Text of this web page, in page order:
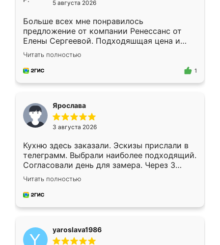
5 августа 2026
Больше всех мне понравилось
предложение от компании Ренессанс от
Елены Сергеевой. Подходяшщая цена и
короткие сроки изготовления. Приехавший
для замера сотрудник Владислав
предложил по моему эскизу самый
Читать полностью
1
Ярослава
3 августа 2026
Кухню здесь заказали. Эскизы прислали в
телеграмм. Выбрали наиболее подходящий.
Согласовали день для замера. Через 3
недели кухня была уже готова. Остались
довольны работой. Спасибо Ренессанс
мебель за качественную работу!
Читать полностью
yaroslava1986